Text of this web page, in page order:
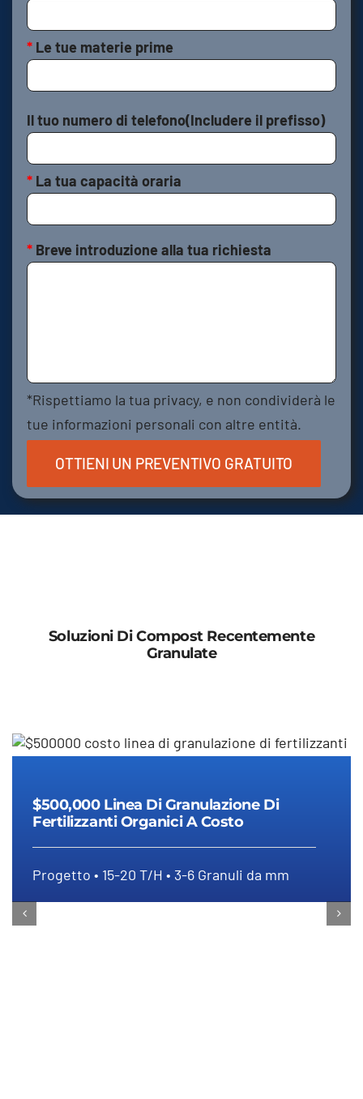
*Le tue materie prime
Il tuo numero di telefono(Includere il prefisso)
*La tua capacità oraria
*Breve introduzione alla tua richiesta
*Rispettiamo la tua privacy, e non condividerà le
tue informazioni personali con altre entità.
Soluzioni Di Compost Recentemente
Granulate
fertilizzanti organici a costo
$500,000 Linea Di Granulazione Di
Fertilizzanti Organici A Costo
Progetto • 15-20 T/H • 3-6 Granuli da mm